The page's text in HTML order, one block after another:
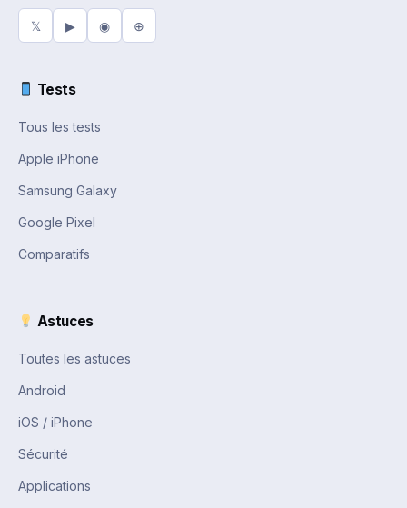
𝕏 ▶ ◉ ⊕
Tests
Tous les tests
Apple iPhone
Samsung Galaxy
Google Pixel
Comparatifs
Astuces
Toutes les astuces
Android
iOS / iPhone
Sécurité
Applications